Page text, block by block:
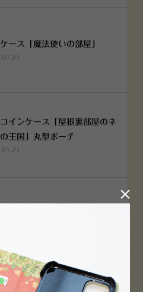
ース「魔法使いの部屋」
インケース「屋根裏部屋のネ
王国」丸型ポーチ
